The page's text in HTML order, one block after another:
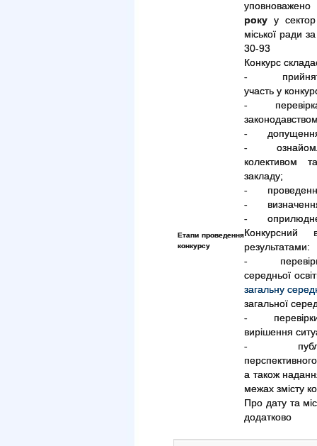
року у сектор
міської ради
30-93
Етапи проведення
конкурсу
Конкурс
- прийняття
участь у
- перевірка
- допущення
-
колективом
закладу;
- проведення
- визначення
-
Конкурсний
результатами:
- перевірки
середньої
загальну
загальної
- перевірки
вирішення
- публічної
а також
межах змісту
Про дату та
додатково